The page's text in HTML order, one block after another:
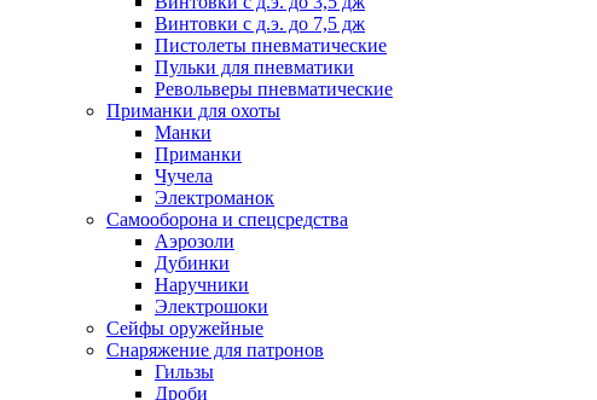
Винтовки с д.э. до 7,5 дж
Пистолеты пневматические
Пульки для пневматики
Револьверы пневматические
Приманки для охоты
Манки
Приманки
Чучела
Электроманок
Самооборона и спецсредства
Аэрозоли
Дубинки
Наручники
Электрошоки
Сейфы оружейные
Снаряжение для патронов
Гильзы
Дроби